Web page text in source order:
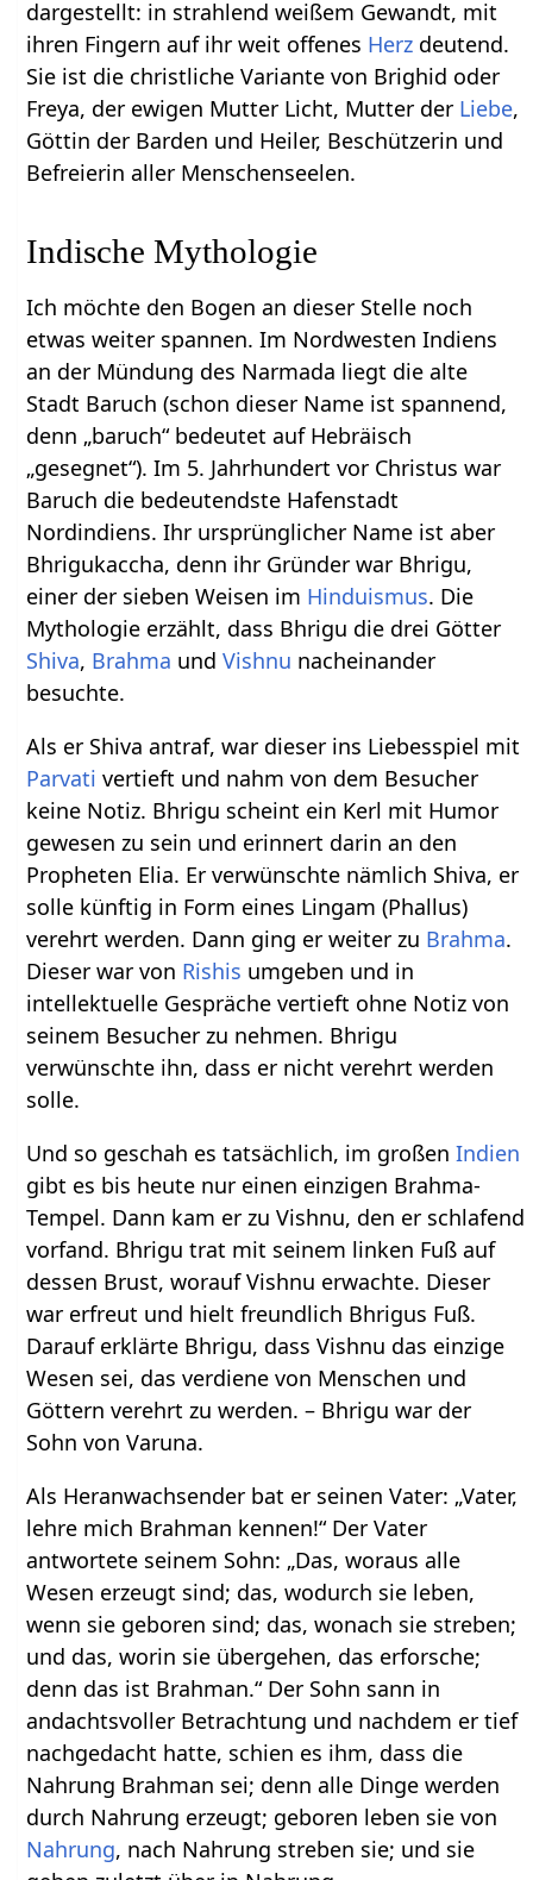
dargestellt: in strahlend weißem Gewandt, mit
ihren Fingern auf ihr weit offenes Herz deutend.
Sie ist die christliche Variante von Brighid oder
Freya, der ewigen Mutter Licht, Mutter der Liebe,
Göttin der Barden und Heiler, Beschützerin und
Befreierin aller Menschenseelen.
Indische Mythologie
Ich möchte den Bogen an dieser Stelle noch
etwas weiter spannen. Im Nordwesten Indiens
an der Mündung des Narmada liegt die alte
Stadt Baruch (schon dieser Name ist spannend,
denn „baruch“ bedeutet auf Hebräisch
„gesegnet“). Im 5. Jahrhundert vor Christus war
Baruch die bedeutendste Hafenstadt
Nordindiens. Ihr ursprünglicher Name ist aber
Bhrigukaccha, denn ihr Gründer war Bhrigu,
einer der sieben Weisen im Hinduismus. Die
Mythologie erzählt, dass Bhrigu die drei Götter
Shiva, Brahma undVishnu nacheinander
besuchte.
Als er Shiva antraf, war dieser ins Liebesspiel mit
Parvati vertieft und nahm von dem Besucher
keine Notiz. Bhrigu scheint ein Kerl mit Humor
gewesen zu sein und erinnert darin an den
Propheten Elia. Er verwünschte nämlich Shiva, er
solle künftig in Form eines Lingam (Phallus)
verehrt werden. Dann ging er weiter zu Brahma.
Dieser war von Rishis umgeben und in
intellektuelle Gespräche vertieft ohne Notiz von
seinem Besucher zu nehmen. Bhrigu
verwünschte ihn, dass er nicht verehrt werden
solle.
Und so geschah es tatsächlich, im großenIndien
gibt es bis heute nur einen einzigen Brahma-
Tempel. Dann kam er zu Vishnu, den er schlafend
vorfand. Bhrigu trat mit seinem linken Fuß auf
dessen Brust, worauf Vishnu erwachte. Dieser
war erfreut und hielt freundlich Bhrigus Fuß.
Darauf erklärte Bhrigu, dass Vishnu das einzige
Wesen sei, das verdiene von Menschen und
Göttern verehrt zu werden. – Bhrigu war der
Sohn von Varuna.
Als Heranwachsender bat er seinen Vater: „Vater,
lehre mich Brahman kennen!“ Der Vater
antwortete seinem Sohn: „Das, woraus alle
Wesen erzeugt sind; das, wodurch sie leben,
wenn sie geboren sind; das, wonach sie streben;
und das, worin sie übergehen, das erforsche;
denn das ist Brahman.“ Der Sohn sann in
andachtsvoller Betrachtung und nachdem er tief
nachgedacht hatte, schien es ihm, dass die
Nahrung Brahman sei; denn alle Dinge werden
durch Nahrung erzeugt; geboren leben sie von
Nahrung, nach Nahrung streben sie; und sie